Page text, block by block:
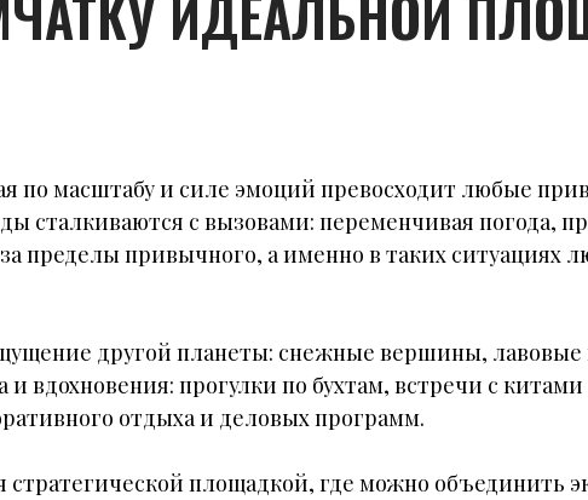
по масштабу и силе эмоций превосходит любые
сталкиваются с вызовами: переменчивая погода,
пределы привычного, а именно в таких ситуациях
другой планеты: снежные вершины,
и вдохновения: прогулки по бухтам, встречи с
отдыха и деловых программ.
площадкой, где можно объединить